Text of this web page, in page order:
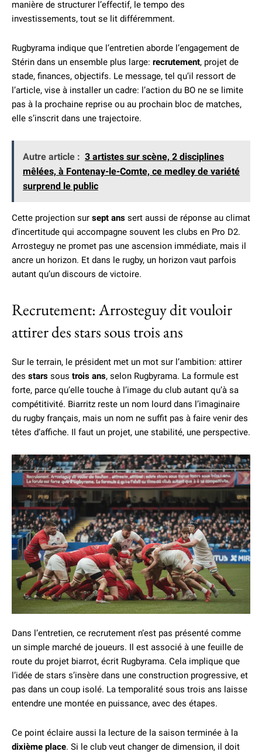
manière de structurer l’effectif, le tempo des
investissements, tout se lit différemment.
Rugbyrama indique que l’entretien aborde l’engagement de
Stérin dans un ensemble plus large: recrutement, projet de
stade, finances, objectifs. Le message, tel qu’il ressort de
l’article, vise à installer un cadre: l’action du BO ne se limite
pas à la prochaine reprise ou au prochain bloc de matches,
elle s’inscrit dans une trajectoire.
Autre article : 3 artistes sur scène, 2 disciplines
mêlées, à Fontenay-le-Comte, ce medley de variété
surprend le public
Cette projection sur sept ans sert aussi de réponse au climat
d’incertitude qui accompagne souvent les clubs en Pro D2.
Arrosteguy ne promet pas une ascension immédiate, mais il
ancre un horizon. Et dans le rugby, un horizon vaut parfois
autant qu’un discours de victoire.
Recrutement: Arrosteguy dit vouloir
attirer des stars sous trois ans
Sur le terrain, le président met un mot sur l’ambition: attirer
des stars sous trois ans, selon Rugbyrama. La formule est
forte, parce qu’elle touche à l’image du club autant qu’à sa
compétitivité. Biarritz reste un nom lourd dans l’imaginaire
du rugby français, mais un nom ne suffit pas à faire venir des
têtes d’affiche. Il faut un projet, une stabilité, une perspective.
Dans l’entretien, ce recrutement n’est pas présenté comme
un simple marché de joueurs. Il est associé à une feuille de
route du projet biarrot, écrit Rugbyrama. Cela implique que
l’idée de stars s’insère dans une construction progressive, et
pas dans un coup isolé. La temporalité sous trois ans laisse
entendre une montée en puissance, avec des étapes.
Ce point éclaire aussi la lecture de la saison terminée à la
dixième place. Si le club veut changer de dimension, il doit